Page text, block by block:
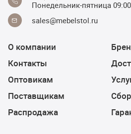
Понедельник-пятница
sales@mebelstol.ru
О компании
Контакты
Оптовикам
Поставщикам
Распродажа